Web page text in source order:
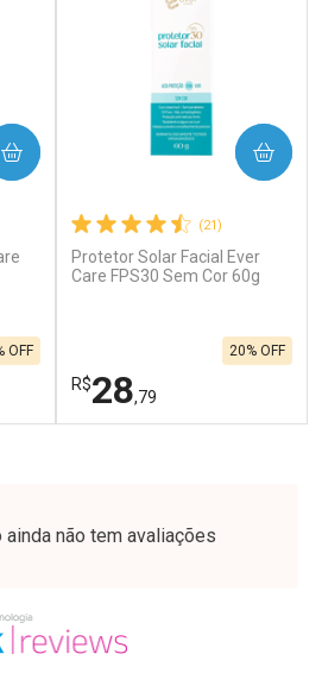
OFF
(21)
Protetor Solar Facial Ever
Care FPS30 Sem Cor 60g
R$28,79
20% OFF
COMPRAR
Laboratório
Por Menos
ainda não tem avaliações